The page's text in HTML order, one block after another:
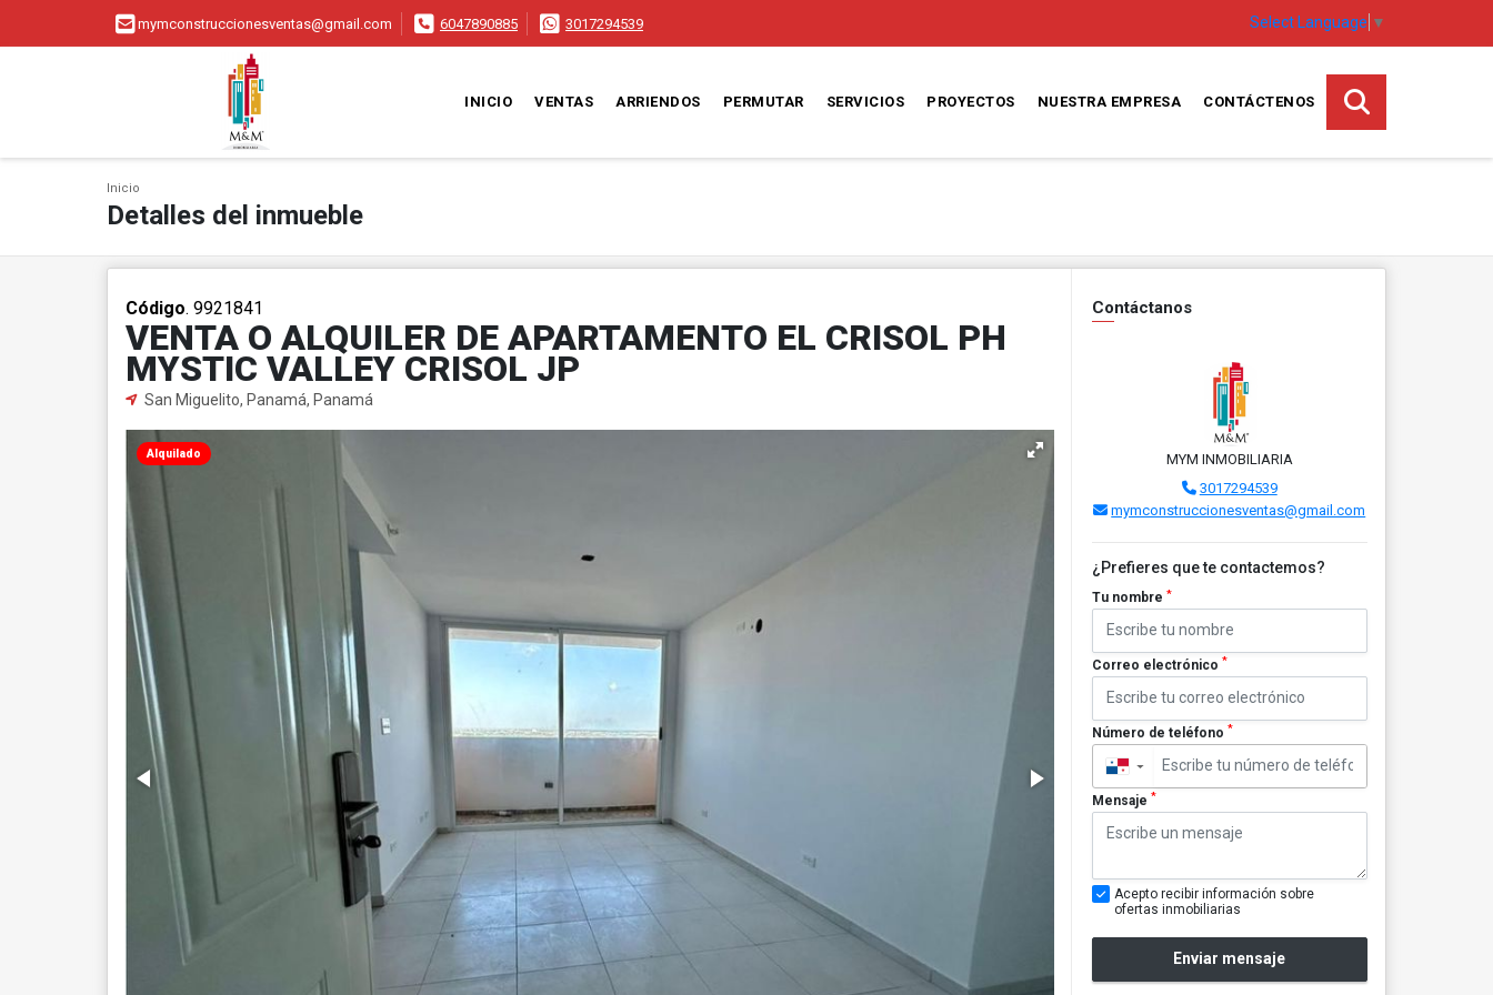
mymconstruccionesventas@gmail.com 6047890885 3017294539 Select Language ▼
INICIO VENTAS ARRIENDOS PERMUTAR SERVICIOS PROYECTOS NUESTRA EMPRESA CONTÁCTENOS
Inicio
Detalles del inmueble
Código. 9921841
VENTA O ALQUILER DE APARTAMENTO EL CRISOL PH
MYSTIC VALLEY CRISOL JP
San Miguelito, Panamá, Panamá
Alquilado
Contáctanos
MYM INMOBILIARIA
3017294539
mymconstruccionesventas@gmail.com
¿Prefieres que te contactemos?
Tu nombre *
Correo electrónico *
Número de teléfono *
▼
Mensaje *
Acepto recibir información sobre
ofertas inmobiliarias
Enviar mensaje